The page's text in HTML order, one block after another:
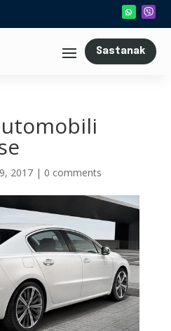
Sastanak
2017| 0 comments